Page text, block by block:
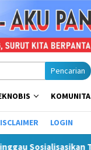
Pencarian
LOGIN
Dorong